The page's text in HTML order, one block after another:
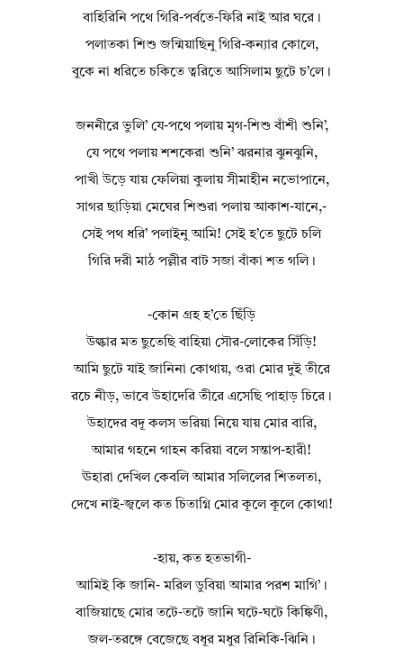
বাহিরিনি পথে গিরি-পর্বতে-ফিরি নাই আর ঘরে।
পলাতকা শিশু জন্মিয়াছিনু গিরি-কন্যার কোলে,
বুকে না ধরিতে চকিতে ত্বরিতে আসিলাম ছুটে চ’লে।
জননীরে ভুলি’ যে-পথে পলায় মৃগ-শিশু বাঁশী শুনি’,
যে পথে পলায় শশকেরা শুনি’ ঝরনার ঝুনঝুনি,
পাখী উড়ে যায় ফেলিয়া কুলায় সীমাহীন নভোপানে,
সাগর ছাড়িয়া মেঘের শিশুরা পলায় আকাশ-যানে,-
সেই পথ ধরি’ পলাইনু আমি! সেই হ’তে ছুটে চলি
গিরি দরী মাঠ পল্লীর বাট সজা বাঁকা শত গলি।
-কোন গ্রহ হ’তে ছিঁড়ি
উল্কার মত ছুতেছি বাহিয়া সৌর-লোকের সিঁড়ি!
আমি ছুটে যাই জানিনা কোথায়, ওরা মোর দুই তীরে
রচে নীড়, ভাবে উহাদেরি তীরে এসেছি পাহাড় চিরে।
উহাদের বদূ কলস ভরিয়া নিয়ে যায় মোর বারি,
আমার গহনে গাহন করিয়া বলে সন্তাপ-হারী!
ঊহারা দেখিল কেবলি আমার সলিলের শিতলতা,
দেখে নাই-জ্বলে কত চিতাগ্নি মোর কূলে কূলে কোথা!
-হায়, কত হতভাগী-
আমিই কি জানি- মরিল ডুবিয়া আমার পরশ মাগি’।
বাজিয়াছে মোর তটে-তটে জানি ঘটে-ঘটে কিঙ্কিণী,
জল-তরঙ্গে বেজেছে বধূর মধুর রিনিকি-ঝিনি।